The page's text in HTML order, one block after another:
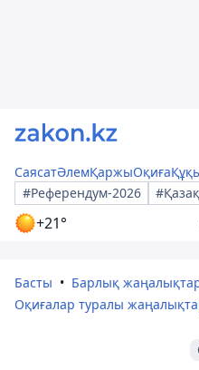
СаясатӘлемҚаржыОқиға
#Референдум-2026
+21°
Басты
Барлық
Оқиғалар туралы